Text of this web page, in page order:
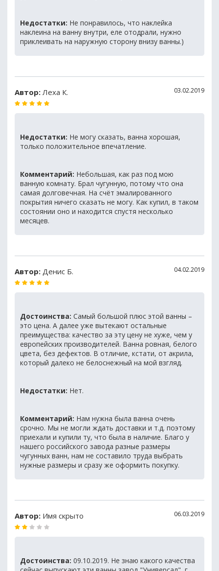
Недостатки: Не понравилось, что наклейка
наклеина на ванну внутри, еле отодрали, нужно
приклеивать на наружную сторону внизу ванны.)
Автор: Леха К. 03.02.2019
Недостатки: Не могу сказать, ванна хорошая,
только положительное впечатление.
Комментарий: Небольшая, как раз под мою
ванную комнату. Брал чугунную, потому что она
самая долговечная. На счёт эмалированного
покрытия ничего сказать не могу. Как купил, в таком
состоянии оно и находится спустя несколько
месяцев.
Автор: Денис Б. 04.02.2019
Достоинства: Самый большой плюс этой ванны –
это цена. А далее уже вытекают остальные
преимущества: качество за эту цену не хуже, чем у
европейских производителей. Ванна ровная, белого
цвета, без дефектов. В отличие, кстати, от акрила,
который далеко не белоснежный на мой взгляд.
Недостатки: Нет.
Комментарий: Нам нужна была ванна очень
срочно. Мы не могли ждать доставки и т.д. поэтому
приехали и купили ту, что была в наличие. Благо у
нашего российского завода разные размеры
чугунных ванн, нам не составило труда выбрать
нужные размеры и сразу же оформить покупку.
Автор: Имя скрыто 06.03.2019
Достоинства: 09.10.2019. Не знаю какого качества